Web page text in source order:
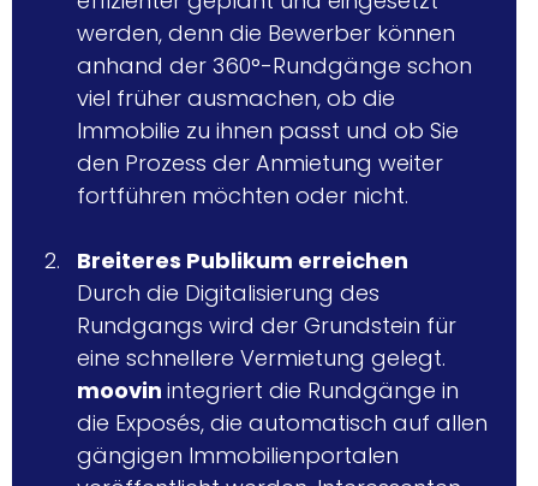
werden, denn die Bewerber können
anhand der 360°-Rundgänge schon
viel früher ausmachen, ob die
Immobilie zu ihnen passt und ob Sie
den Prozess der Anmietung weiter
fortführen möchten oder nicht.
Breiteres Publikum erreichen
Durch die Digitalisierung des
Rundgangs wird der Grundstein für
eine schnellere Vermietung gelegt.
moovin integriert die Rundgänge in
die Exposés, die automatisch auf allen
gängigen Immobilienportalen